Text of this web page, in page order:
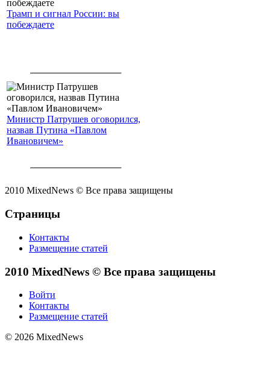
Трамп и сигнал России: вы
побеждаете
Министр Патрушев оговорился,
назвав Путина «Павлом
Ивановичем»
2010 MixedNews © Все права защищены
Страницы
Контакты
Размещение статей
2010 MixedNews © Все права защищены
Войти
Контакты
Размещение статей
© 2026 MixedNews